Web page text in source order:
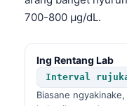
700-800 µg/dL.
Ing Rentang Lab
Interval
Biasane